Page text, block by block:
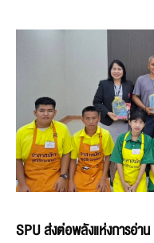
SPU ส่งต่อพลังแห่งการอ่า